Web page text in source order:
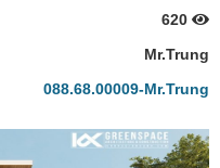
620
Mr.Trung
088.68.00009-Mr.Trung